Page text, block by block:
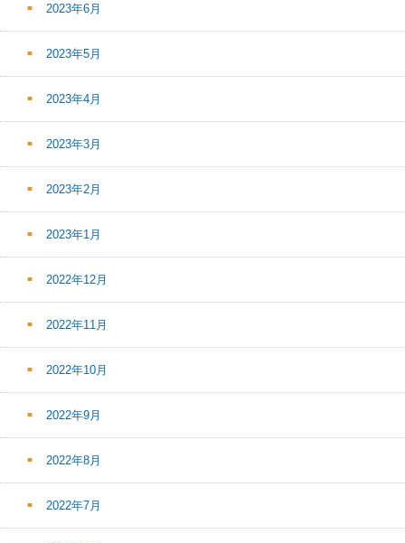
2023年6月
2023年5月
2023年4月
2023年3月
2023年2月
2023年1月
2022年12月
2022年11月
2022年10月
2022年9月
2022年8月
2022年7月